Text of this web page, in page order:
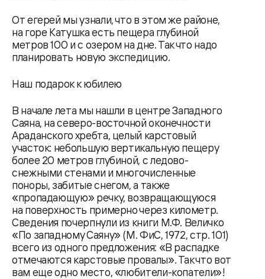
От егерей мы узнали, что в этом же районе,
на горе Катушка есть пещера глубиной
метров 100 и с озером на дне. Так что надо
планировать новую экспедицию.
Наш подарок к юбилею
В начале лета мы нашли в центре Западного
Саяна, на северо-восточной оконечности
Араданского хребта, целый карстовый
участок: небольшую вертикальную пещеру
более 20 метров глубиной, с ледово-
снежными стенами и многочисленные
поноры, забитые снегом, а также
«пропадающую» речку, возвращающуюся
на поверхность примерно через километр.
Сведения почерпнули из книги М.Ф. Величко
«По западному Саяну» (М. ФиС, 1972, стр. 101)
всего из одного предложения: «В распадке
отмечаются карстовые провалы». Так что вот
вам еще одно место, «любители-копатели»!